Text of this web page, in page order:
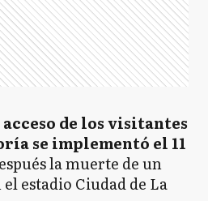
de los visitantes
se implementó el 11
la muerte de un
estadio Ciudad de La